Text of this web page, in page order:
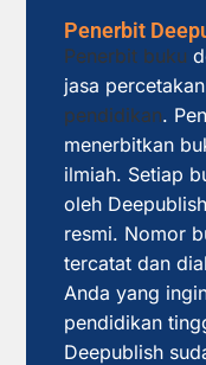
Penerbit
Penerbit buku
jasa
pendidikan.
menerbitkan
ilmiah. Setiap
oleh
resmi. Nomor
tercatat dan
Anda yang
pendidikan
Deepublish